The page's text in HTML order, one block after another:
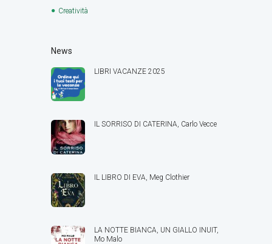
Creatività
News
LIBRI VACANZE 2025
IL SORRISO DI CATERINA, Carlo Vecce
IL LIBRO DI EVA, Meg Clothier
LA NOTTE BIANCA, UN GIALLO INUIT,
Mo Malo